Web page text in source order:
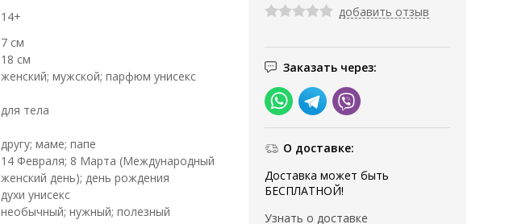
добавить отзыв
Заказать через:
О доставке:
Доставка может быть
БЕСПЛАТНОЙ!
Узнать о доставке
14+
7 см
18 см
женский; мужской; парфюм унисекс
для тела
другу; маме; папе
14 Февраля; 8 Марта (Международный
женский день); день рождения
духи унисекс
необычный; нужный; полезный